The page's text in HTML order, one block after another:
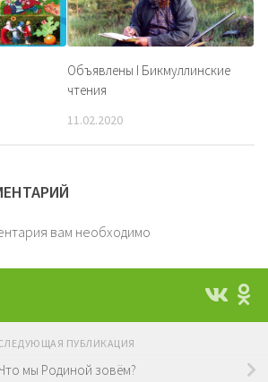
Объявлены I Бикмуллинские
чтения
11.02.2020
вам необходимо
ПУБЛИКАЦИЯ
Что мы Родиной зовём?